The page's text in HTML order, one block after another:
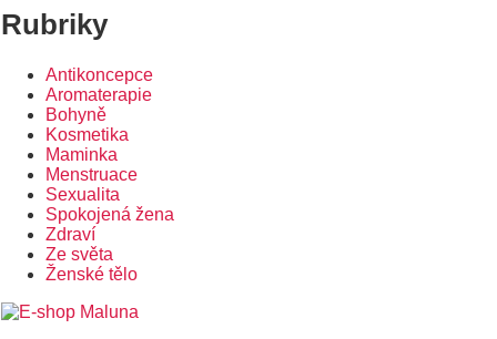
Rubriky
Antikoncepce
Aromaterapie
Bohyně
Kosmetika
Maminka
Menstruace
Sexualita
Spokojená žena
Zdraví
Ze světa
Ženské tělo